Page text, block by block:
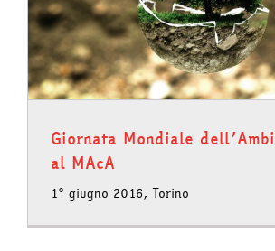
Giornata Mondiale
al MAcA
1° giugno 2016, Torino